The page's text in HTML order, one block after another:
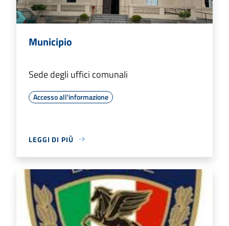
Municipio
Sede degli uffici comunali
Accesso all'informazione
LEGGI DI PIÙ